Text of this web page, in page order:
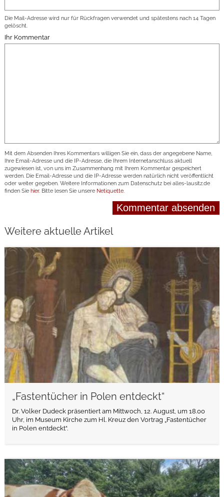
Die Mail-Adresse wird nur für Rückfragen verwendet und spätestens nach 14 Tagen
gelöscht.
Ihr Kommentar
Mit dem Absenden Ihres Kommentars willigen Sie ein, dass der angegebene Name,
Ihre Email-Adresse und die IP-Adresse, die Ihrem Internetanschluss aktuell
zugewiesen ist, von uns im Zusammenhang mit Ihrem Kommentar gespeichert
werden. Die Email-Adresse und die IP-Adresse werden natürlich nicht veröffentlicht
oder weiter gegeben. Weitere Informationen zum Datenschutz bei alles-lausitz.de
finden Sie hier. Bitte lesen Sie unsere Netiquette.
Weitere aktuelle Artikel
„Fastentücher in Polen entdeckt“
Dr. Volker Dudeck präsentiert am Mittwoch, 12. August, um 18.00
Uhr, im Museum Kirche zum Hl. Kreuz den Vortrag „Fastentücher
in Polen entdeckt“.
weiterlesen
weiterlesen